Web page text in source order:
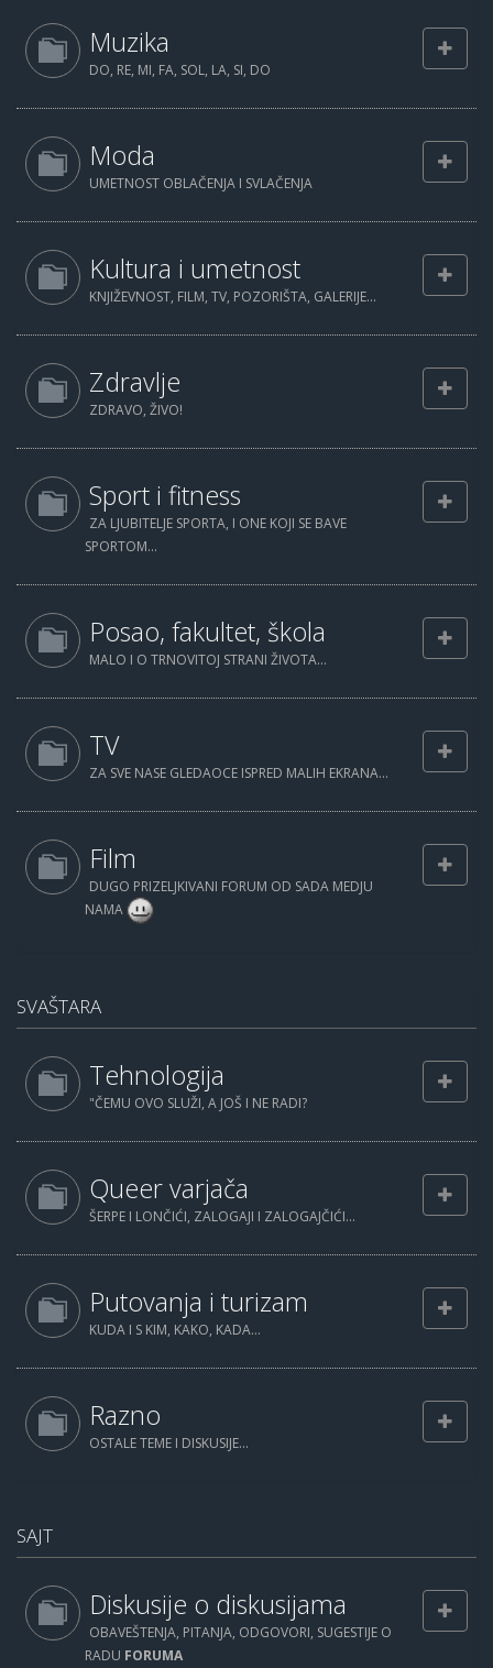
Muzika
DO, RE, MI, FA, SOL, LA, SI, DO
Moda
UMETNOST OBLAČENJA I SVLAČENJA
Kultura i umetnost
KNJIŽEVNOST, FILM, TV, POZORIŠTA, GALERIJE...
Zdravlje
ZDRAVO, ŽIVO!
Sport i fitness
ZA LJUBITELJE SPORTA, I ONE KOJI SE BAVE
SPORTOM...
Posao, fakultet, škola
MALO I O TRNOVITOJ STRANI ŽIVOTA...
TV
ZA SVE NASE GLEDAOCE ISPRED MALIH EKRANA...
Film
DUGO PRIZELJKIVANI FORUM OD SADA MEDJU
NAMA
SVAŠTARA
Tehnologija
"ČEMU OVO SLUŽI, A JOŠ I NE RADI?
Queer varjača
ŠERPE I LONČIĆI, ZALOGAJI I ZALOGAJČIĆI...
Putovanja i turizam
KUDA I S KIM, KAKO, KADA...
Razno
OSTALE TEME I DISKUSIJE...
SAJT
Diskusije o diskusijama
OBAVEŠTENJA, PITANJA, ODGOVORI, SUGESTIJE O
RADU FORUMA